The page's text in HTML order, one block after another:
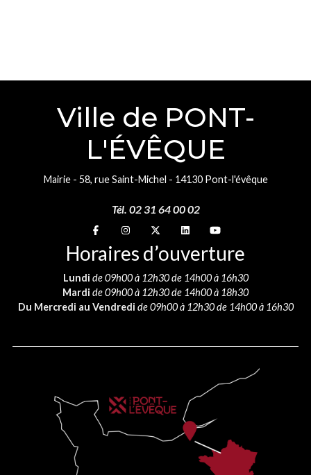
Ville de PONT-
L'ÉVÊQUE
Mairie - 58, rue Saint-Michel - 14130 Pont-l'évêque
Tél. 02 31 64 00 02
Suivez-nous sur
Suivez-nous sur
Suivez-nous sur
Suivez-nous sur
Suivez-nous sur
Horaires d’ouverture
Lundi de 09h00 à 12h30 de 14h00 à 16h30
Mardi de 09h00 à 12h30 de 14h00 à 18h30
Du Mercredi au Vendredi de 09h00 à 12h30 de 14h00 à 16h30